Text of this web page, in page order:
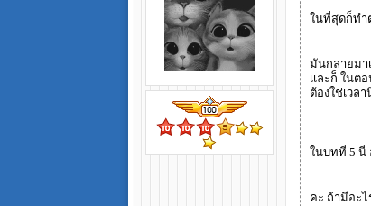
ในที่สุดก็ทำ
มันกลายมา
เเละก็ ในต
ต้องใช่เวล
ในบทที่ 5 นี่
คะ ถ้ามีอะ